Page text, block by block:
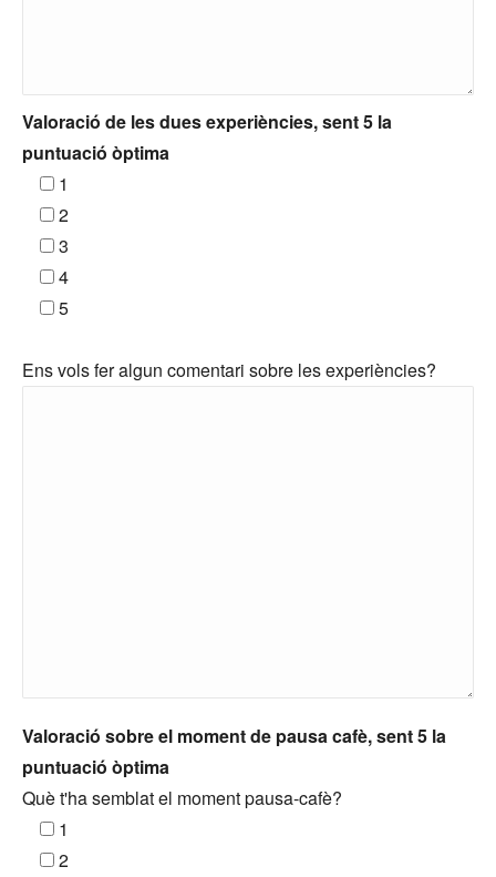
Valoració de les dues experiències, sent 5 la
puntuació òptima
1
2
3
4
5
Ens vols fer algun comentari sobre les experiències?
Valoració sobre el moment de pausa cafè, sent 5 la
puntuació òptima
Què t'ha semblat el moment pausa-cafè?
1
2